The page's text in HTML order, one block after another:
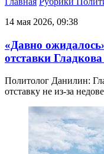
14 мая 2026, 09:38
«Давно
отставки
Политолог Данилин:
отставку не из-за